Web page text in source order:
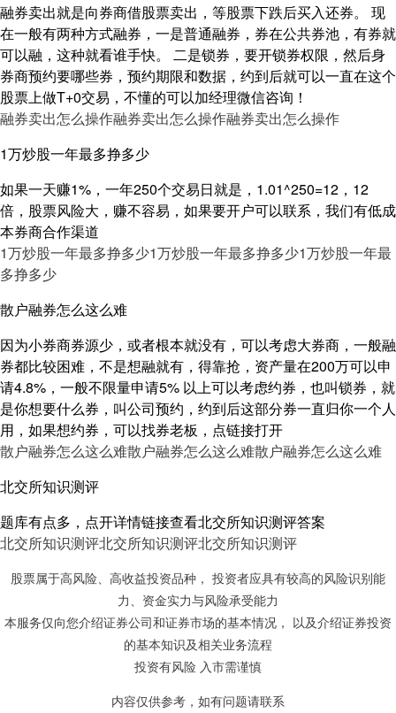
融券卖出就是向券商借股票卖出，等股票下跌后买入还券。 现
在一般有两种方式融券，一是普通融券，券在公共券池，有券就
可以融，这种就看谁手快。 二是锁券，要开锁券权限，然后身
券商预约要哪些券，预约期限和数据，约到后就可以一直在这个
股票上做T+0交易，不懂的可以加经理微信咨询！
融券卖出怎么操作融券卖出怎么操作融券卖出怎么操作
1万炒股一年最多挣多少
如果一天赚1%，一年250个交易日就是，1.01^250=12，12
倍，股票风险大，赚不容易，如果要开户可以联系，我们有低成
本券商合作渠道
1万炒股一年最多挣多少1万炒股一年最多挣多少1万炒股一年最
多挣多少
散户融券怎么这么难
因为小券商券源少，或者根本就没有，可以考虑大券商，一般融
券都比较困难，不是想融就有，得靠抢，资产量在200万可以申
请4.8%，一般不限量申请5% 以上可以考虑约券，也叫锁券，就
是你想要什么券，叫公司预约，约到后这部分券一直归你一个人
用，如果想约券，可以找券老板，点链接打开
散户融券怎么这么难散户融券怎么这么难散户融券怎么这么难
北交所知识测评
题库有点多，点开详情链接查看北交所知识测评答案
北交所知识测评北交所知识测评北交所知识测评
股票属于高风险、高收益投资品种， 投资者应具有较高的风险识别能
力、资金实力与风险承受能力
本服务仅向您介绍证券公司和证券市场的基本情况， 以及介绍证券投资
的基本知识及相关业务流程
投资有风险 入市需谨慎
内容仅供参考，如有问题请联系